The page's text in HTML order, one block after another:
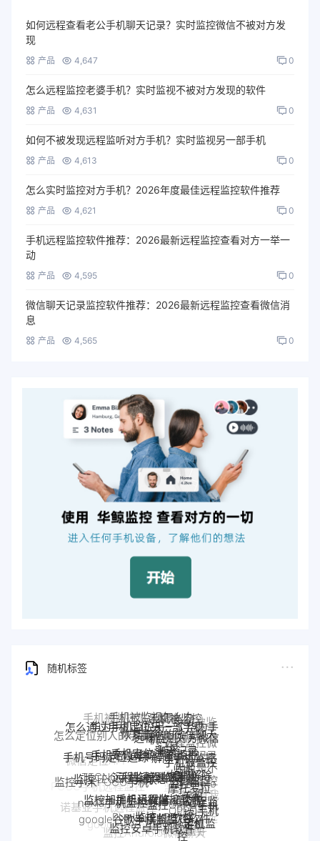
如何远程查看老公手机聊天记录？实时监控微信不被对方发
现
产品 4,647 0
怎么远程监控老婆手机？实时监视不被对方发现的软件
产品 4,631 0
如何不被发现远程监听对方手机？实时监视另一部手机
产品 4,613 0
怎么实时监控对方手机？2026年度最佳远程监控软件推荐
产品 4,621 0
手机远程监控软件推荐：2026最新远程监控查看对方一举一
动
产品 4,595 0
微信聊天记录监控软件推荐：2026最新远程监控查看微信消
息
产品 4,565 0
随机标签
怎么通过手机定位另一部手机
机
恢复删除的微信聊天
记录
远程监测对方微信
聊天记录
微信定位APP
手机号码定位追踪
手机定位app
手机定位追踪
华鲸手机监控
解除手机监控
监听
手机被监控
如何解除
手机是不
是被监控
了
手机被别人
监控了怎么
解除
POCO手机远程监控
监控小米POCO手机
监控TECNO手机
TECNO手机远程监控
远程监控联想手机
联想手机监控
监控moto
手机
摩托罗拉
moto远程监
控
监控真我
手机软件
真我手机远程
监控别人手机
realme手机
监控
魅族手机怎么远程监控另一台手
机
魅族手机监控
诺基亚手机远程监控
nokia手机监控
监控一加手机微信
一加手机远程监控软件
一加手机监控
监控OPPO手机
软件
OPPO手机
定位
OPPO手机远
程监控
手机窃听
VIVO远程监控软件
VIVO手机监控
google Pixel监控
google谷歌手机监控
Pixel监控APP
Pixel手机监控软件
google手机监
控
Android软件
监控Android微信聊天
监控安卓手机软件